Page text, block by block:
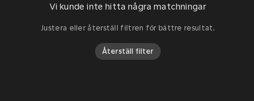
Vi kunde inte hitta några matchningar
Justera eller återställ filtren för bättre resultat.
Återställ filter